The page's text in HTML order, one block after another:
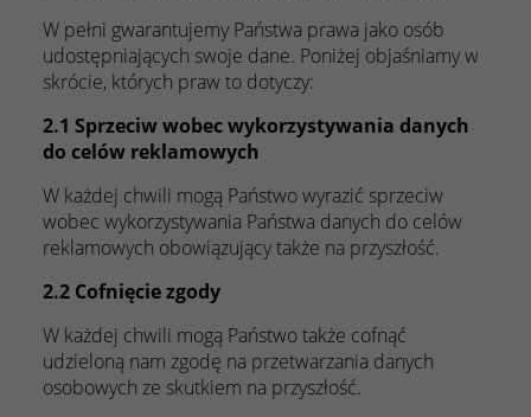
W pełni gwarantujemy Państwa prawa jako osób
udostępniających swoje dane. Poniżej objaśniamy w
skrócie, których praw to dotyczy:
2.1 Sprzeciw wobec wykorzystywania danych
do celów reklamowych
W każdej chwili mogą Państwo wyrazić sprzeciw
wobec wykorzystywania Państwa danych do celów
reklamowych obowiązujący także na przyszłość.
2.2 Cofnięcie zgody
W każdej chwili mogą Państwo także cofnąć
udzieloną nam zgodę na przetwarzania danych
osobowych ze skutkiem na przyszłość.